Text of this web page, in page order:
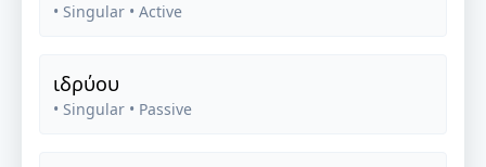
• Singular • Active
ιδρύου
• Singular • Passive